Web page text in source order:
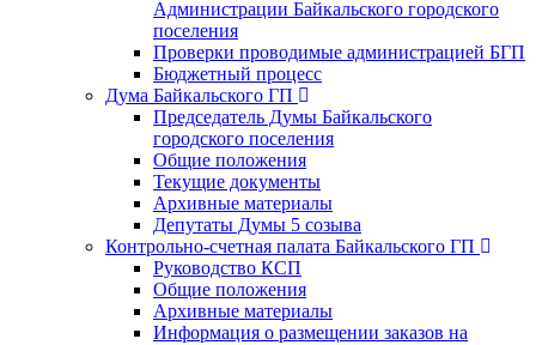
Администрации Байкальского городского
поселения
Проверки проводимые администрацией БГП
Бюджетный процесс
Дума Байкальского ГП
Председатель Думы Байкальского
городского поселения
Общие положения
Текущие документы
Архивные материалы
Депутаты Думы 5 созыва
Контрольно-счетная палата Байкальского ГП
Руководство КСП
Общие положения
Архивные материалы
Информация о размещении заказов на